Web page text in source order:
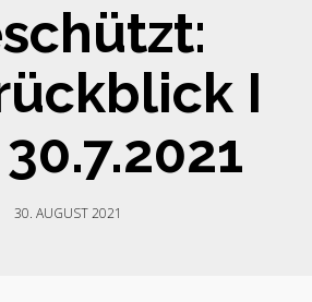
I
30. AUGUST 2021